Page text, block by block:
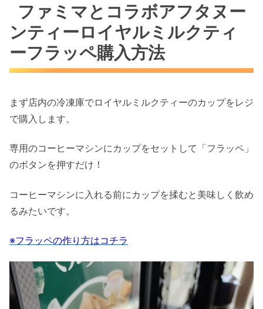
ファミマとコラボアフタヌー
ンティーロイヤルミルクティ
ーフラッペ購入方法
まず店内の冷凍庫でロイヤルミルクティーのカップをレジ
で購入します。
専用のコーヒーマシンにカップをセットして「フラッペ」
のボタンを押すだけ！
コーヒーマシンに入れる前にカップを揉むと美味しく飲め
るみたいです。
※フラッペの作り方はコチラ